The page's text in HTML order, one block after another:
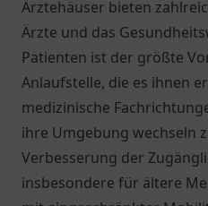
Ärztehäuser bieten
Ärzte und das
Patienten ist der größte
Anlaufstelle, die es ihnen
medizinische
ihre Umgebung wechseln
Verbesserung der
insbesondere für ältere